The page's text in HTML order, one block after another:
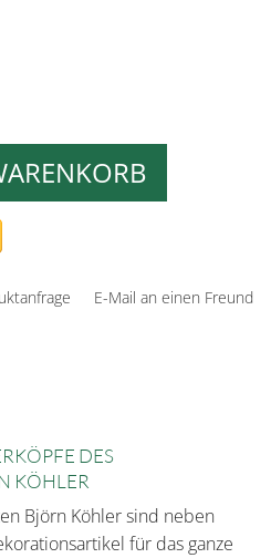
E-Mail an einen Freund
DES
KÖHLER
Björn Köhler sind neben
für das ganze